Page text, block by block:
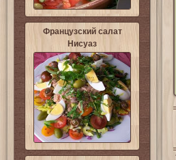
Французский салат
Нисуаз